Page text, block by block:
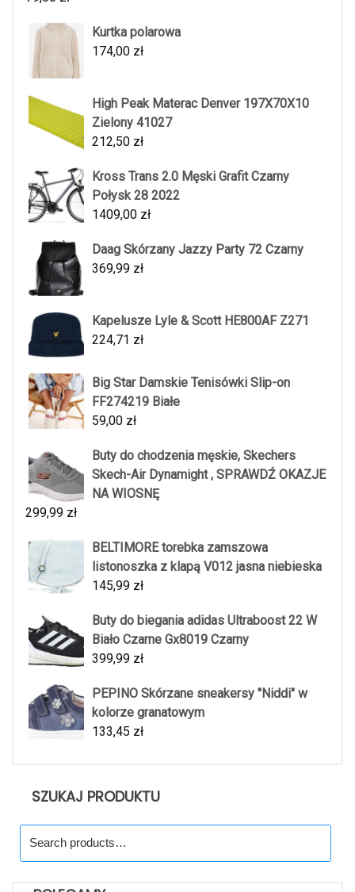
Kurtka polarowa
174,00 zł
High Peak Materac Denver 197X70X10
Zielony 41027
212,50 zł
Kross Trans 2.0 Męski Grafit Czarny
Połysk 28 2022
1409,00 zł
Daag Skórzany Jazzy Party 72 Czarny
369,99 zł
Kapelusze Lyle & Scott HE800AF Z271
224,71 zł
Big Star Damskie Tenisówki Slip-on
FF274219 Białe
59,00 zł
Buty do chodzenia męskie, Skechers
Skech-Air Dynamight , SPRAWDŹ OKAZJE
NA WIOSNĘ
299,99 zł
BELTIMORE torebka zamszowa
listonoszka z klapą V012 jasna niebieska
145,99 zł
Buty do biegania adidas Ultraboost 22 W
Biało Czarne Gx8019 Czarny
399,99 zł
PEPINO Skórzane sneakersy "Niddi" w
kolorze granatowym
133,45 zł
SZUKAJ PRODUKTU
for: